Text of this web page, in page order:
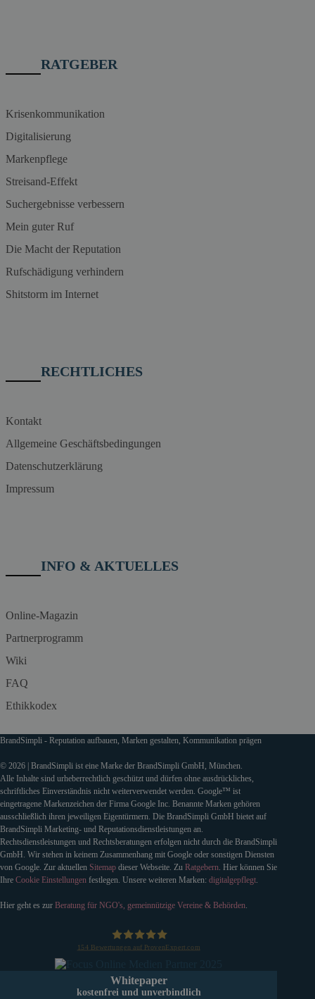
RATGEBER
Krisenkommunikation
Digitalisierung
Markenpflege
Streisand-Effekt
Suchergebnisse verbessern
Mein guter Ruf
Die Macht der Reputation
Rufschädigung verhindern
Shitstorm im Internet
RECHTLICHES
Kontakt
Allgemeine Geschäftsbedingungen
Datenschutzerklärung
Impressum
INFO & AKTUELLES
Online-Magazin
Partnerprogramm
Wiki
FAQ
Ethikkodex
BrandSimpli - Reputation aufbauen, Marken gestalten, Kommunikation prägen
© 2026 | BrandSimpli ist eine Marke der BrandSimpli GmbH, München.
Alle Inhalte sind urheberrechtlich geschützt und dürfen ohne ausdrückliches,
schriftliches Einverständnis nicht weiterverwendet werden. Google™ ist
eingetragene Markenzeichen der Firma Google Inc. Benannte Marken gehören
ausschließlich ihren jeweiligen Eigentürmern. Die BrandSimpli GmbH bietet auf
BrandSimpli Marketing- und Reputationsdienstleistungen an.
Rechtsdienstleistungen und Rechtsberatungen erfolgen nicht durch die BrandSimpli
GmbH. Wir stehen in keinem Zusammenhang mit Google oder sonstigen Diensten
von Google. Zur aktuellen Sitemap dieser Webseite. Zu Ratgebern . Hier können Sie
Ihre Cookie Einstellungen festlegen. Unsere weiteren Marken: digitalgepflegt
Hier geht es zur Beratung für NGO's, gemeinnützige Vereine & Behörden
154 Bewertungen auf ProvenExpert.com
Whitepaper
kostenfrei und unverbindlich